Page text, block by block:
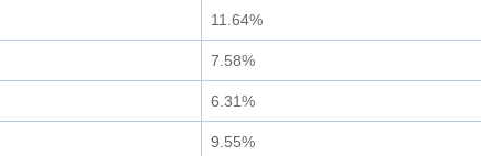
11.64%
7.58%
6.31%
9.55%